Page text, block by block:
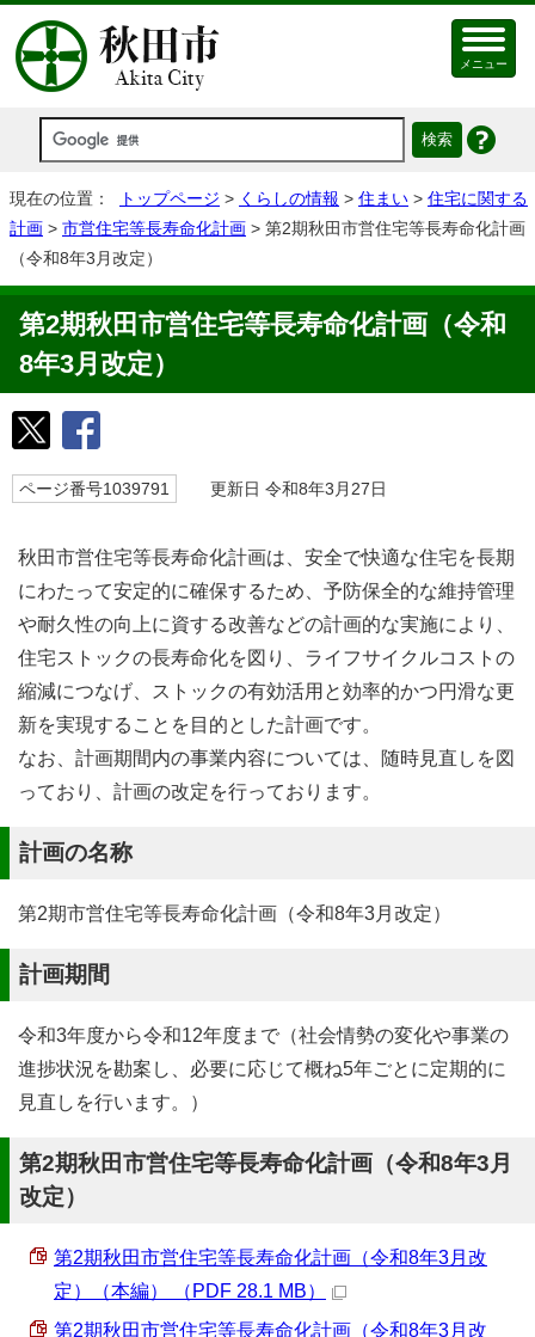
メニュー
現在の位置： トップページ > くらしの情報 > 住まい > 住宅に関する
計画 > 市営住宅等長寿命化計画 > 第2期秋田市営住宅等長寿命化計画
（令和8年3月改定）
第2期秋田市営住宅等長寿命化計画（令和
8年3月改定）
ページ番号1039791 更新日 令和8年3月27日
秋田市営住宅等長寿命化計画は、安全で快適な住宅を長期
にわたって安定的に確保するため、予防保全的な維持管理
や耐久性の向上に資する改善などの計画的な実施により、
住宅ストックの長寿命化を図り、ライフサイクルコストの
縮減につなげ、ストックの有効活用と効率的かつ円滑な更
新を実現することを目的とした計画です。
なお、計画期間内の事業内容については、随時見直しを図
っており、計画の改定を行っております。
計画の名称
第2期市営住宅等長寿命化計画（令和8年3月改定）
計画期間
令和3年度から令和12年度まで（社会情勢の変化や事業の
進捗状況を勘案し、必要に応じて概ね5年ごとに定期的に
見直しを行います。）
第2期秋田市営住宅等長寿命化計画（令和8年3月
改定）
第2期秋田市営住宅等長寿命化計画（令和8年3月改
定）（本編） （PDF 28.1 MB）
第2期秋田市営住宅等長寿命化計画（令和8年3月改